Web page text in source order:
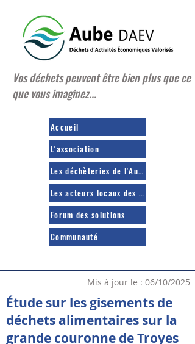
Vos déchets peuvent être bien plus que ce
que vous imaginez...
Accueil
L'association
Les déchèteries de l'Aube
Les acteurs locaux des déchets
Forum des solutions
Communauté
Mis à jour le : 06/10/2025
Étude sur les gisements de
déchets alimentaires sur la
grande couronne de Troyes